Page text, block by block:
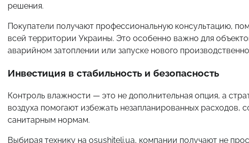
решения.
Покупатели получают профессиональную консультацию,
всей территории Украины. Это особенно важно для
аварийном затоплении или запуске нового
Инвестиция в стабильность и безопасность
Контроль влажности — это не дополнительная опция, а
воздуха помогают избежать незапланированных расходов,
санитарным нормам.
Выбирая технику на osushiteli.ua, компании получают не